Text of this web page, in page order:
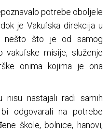
potrebe oboljele
je Vakufska direkcija u
nešto što je od samog
vakufske misije, služenje
onima kojima je ona
nisu nastajali radi samih
odgovarali na potrebe
škole, bolnice, hanovi,